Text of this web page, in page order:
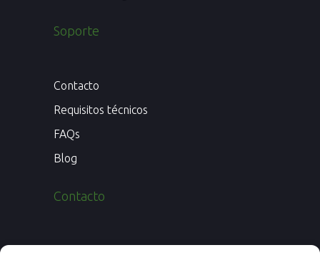
Soporte
Contacto
Requisitos técnicos
FAQs
Blog
Contacto